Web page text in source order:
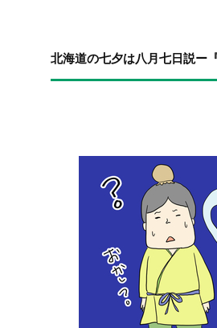
北海道の七夕は八月七日説ー